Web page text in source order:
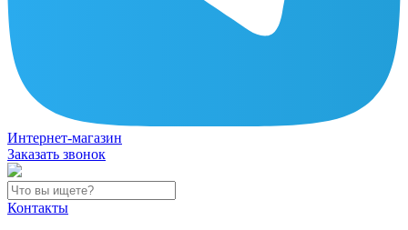
Интернет-магазин
Заказать звонок
Контакты